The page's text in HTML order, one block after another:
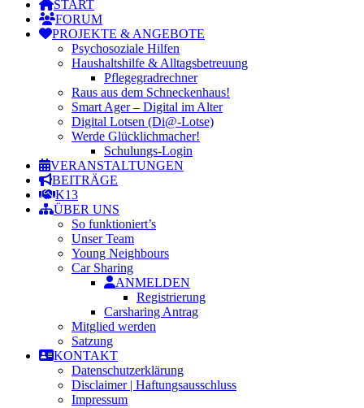
START
FORUM
PROJEKTE & ANGEBOTE
Psychosoziale Hilfen
Haushaltshilfe & Alltagsbetreuung
Pflegegradrechner
Raus aus dem Schneckenhaus!
Smart Ager – Digital im Alter
Digital Lotsen (Di@-Lotse)
Werde Glücklichmacher!
Schulungs-Login
VERANSTALTUNGEN
BEITRÄGE
K13
ÜBER UNS
So funktioniert’s
Unser Team
Young Neighbours
Car Sharing
ANMELDEN
Registrierung
Carsharing Antrag
Mitglied werden
Satzung
KONTAKT
Datenschutzerklärung
Disclaimer | Haftungsausschluss
Impressum